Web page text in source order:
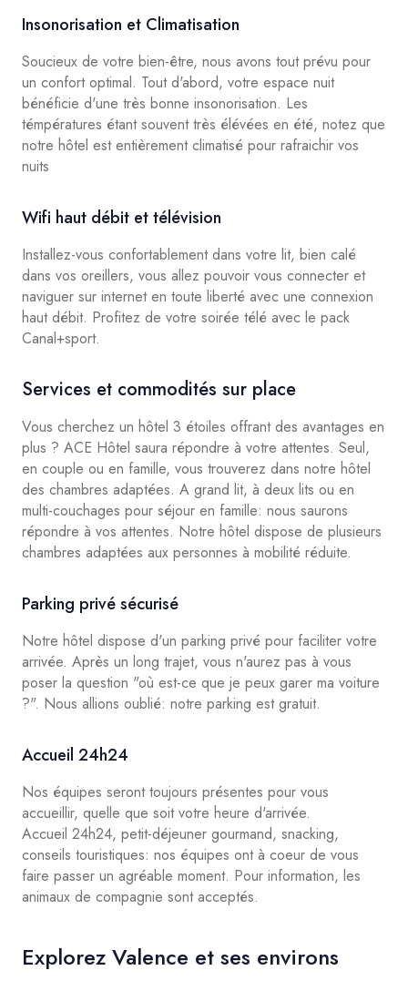
Insonorisation et Climatisation
Soucieux de votre bien-être, nous avons tout prévu pour
un confort optimal. Tout d'abord, votre espace nuit
bénéficie d'une très bonne insonorisation. Les
témpératures étant souvent très élévées en été, notez que
notre hôtel est entièrement climatisé pour rafraichir vos
nuits
Wifi haut débit et télévision
Installez-vous confortablement dans votre lit, bien calé
dans vos oreillers, vous allez pouvoir vous connecter et
naviguer sur internet en toute liberté avec une connexion
haut débit. Profitez de votre soirée télé avec le pack
Canal+sport.
Services et commodités sur place
Vous cherchez un hôtel 3 étoiles offrant des avantages en
plus ? ACE Hôtel saura répondre à votre attentes. Seul,
en couple ou en famille, vous trouverez dans notre hôtel
des chambres adaptées. A grand lit, à deux lits ou en
multi-couchages pour séjour en famille: nous saurons
répondre à vos attentes. Notre hôtel dispose de plusieurs
chambres adaptées aux personnes à mobilité réduite.
Parking privé sécurisé
Notre hôtel dispose d'un parking privé pour faciliter votre
arrivée. Après un long trajet, vous n'aurez pas à vous
poser la question "où est-ce que je peux garer ma voiture
?". Nous allions oublié: notre parking est gratuit.
Accueil 24h24
Nos équipes seront toujours présentes pour vous
accueillir, quelle que soit votre heure d'arrivée.
Accueil 24h24, petit-déjeuner gourmand, snacking,
conseils touristiques: nos équipes ont à coeur de vous
faire passer un agréable moment. Pour information, les
animaux de compagnie sont acceptés.
Explorez Valence et ses environs